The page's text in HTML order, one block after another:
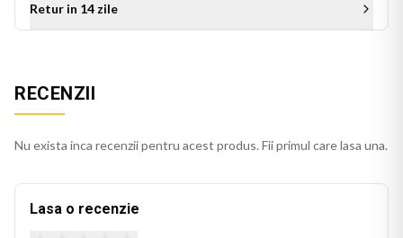
Este potrivita si ca idee de cadou pentru persoanele cu un
gust estetic rafinat.
Perna galben se integreaza usor in decorul casei, pe orice
Retur in 14 zile
RECENZII
Nu exista inca recenzii pentru acest produs. Fii primul care lasa una.
Lasa o recenzie